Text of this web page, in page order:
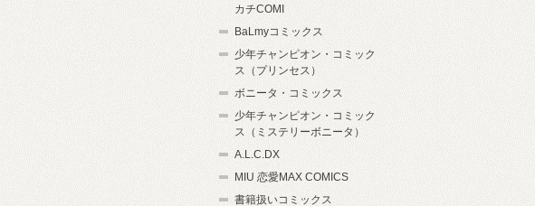
カチCOMI
BaLmyコミックス
少年チャンピオン・コミック
ス（プリンセス）
ボニータ・コミックス
少年チャンピオン・コミック
ス（ミステリーボニータ）
A.L.C.DX
MIU 恋愛MAX COMICS
書籍扱いコミックス